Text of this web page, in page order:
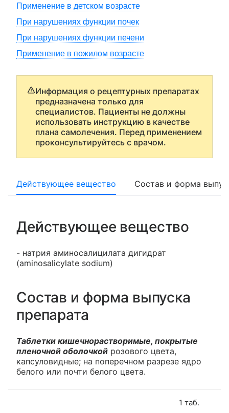
Применение в детском возрасте
При нарушениях функции почек
При нарушениях функции печени
Применение в пожилом возрасте
Информация о рецептурных препаратах
предназначена только для
специалистов. Пациенты не должны
использовать инструкцию в качестве
плана самолечения. Перед применением
проконсультируйтесь с врачом.
Действующее вещество Состав и форма
Действующее вещество
- натрия аминосалицилата дигидрат
(aminosalicylate sodium)
Состав и форма выпуска
препарата
Таблетки кишечнорастворимые, покрытые
пленочной оболочкой розового цвета,
капсуловидные; на поперечном разрезе ядро
белого или почти белого цвета.
1 таб.